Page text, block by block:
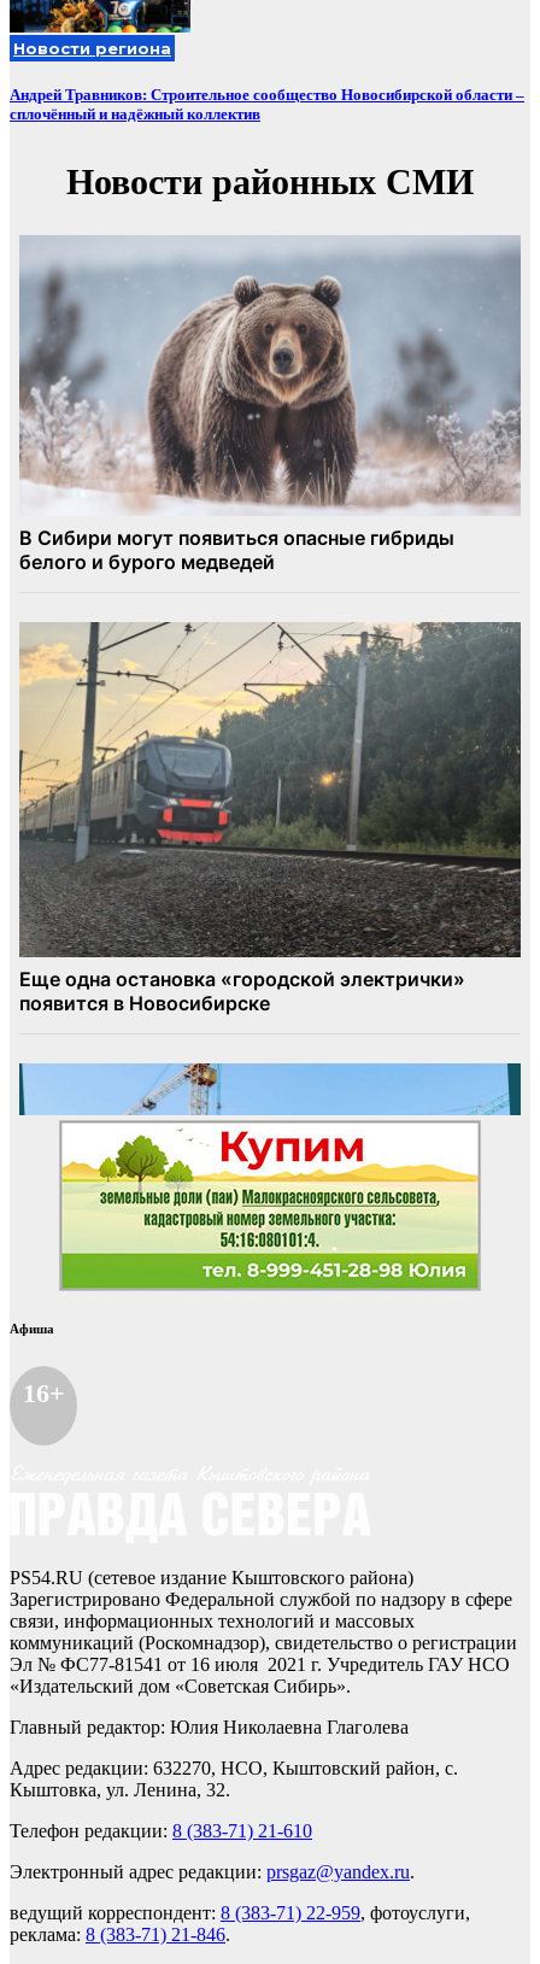
Новости региона
Андрей Травников: Строительное сообщество Новосибирской области –
сплочённый и надёжный коллектив
Афиша
16+
PS54.RU (сетевое издание Кыштовского района)
Зарегистрировано Федеральной службой по надзору в сфере
связи, информационных технологий и массовых
коммуникаций (Роскомнадзор), свидетельство о регистрации
Эл № ФС77-81541 от 16 июля 2021 г. Учредитель ГАУ НСО
«Издательский дом «Советская Сибирь».
Главный редактор: Юлия Николаевна Глаголева
Адрес редакции: 632270, НСО, Кыштовский район, с.
Кыштовка, ул. Ленина, 32.
Телефон редакции: 8 (383-71) 21-610
Электронный адрес редакции: prsgaz@yandex.ru.
ведущий корреспондент: 8 (383-71) 22-959, фотоуслуги,
реклама: 8 (383-71) 21-846.